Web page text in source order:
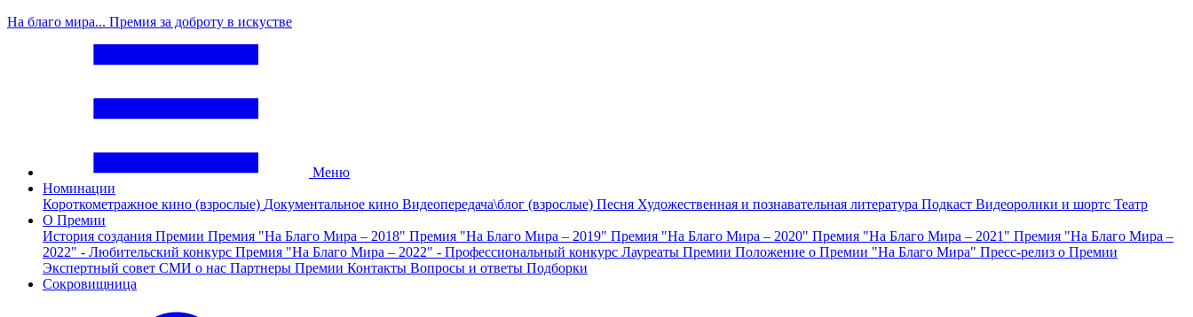
На благо мира... Премия за доброту в искустве
Меню
Номинации
Короткометражное кино (взрослые) Документальное кино Видеопередача\блог (взрослые) Песня Художественная и познавательная литература Подкаст Видеоролики и шортс Театр
О Премии
История создания Премии Премия "На Благо Мира – 2018" Премия "На Благо Мира – 2019" Премия "На Благо Мира – 2020" Премия "На Благо Мира – 2021" Премия "На Благо Мира –
2022" - Любительский конкурс Премия "На Благо Мира – 2022" - Профессиональный конкурс Лауреаты Премии Положение о Премии "На Благо Мира" Пресс-релиз о Премии
Экспертный совет СМИ о нас Партнеры Премии Контакты Вопросы и ответы Подборки
Сокровищница